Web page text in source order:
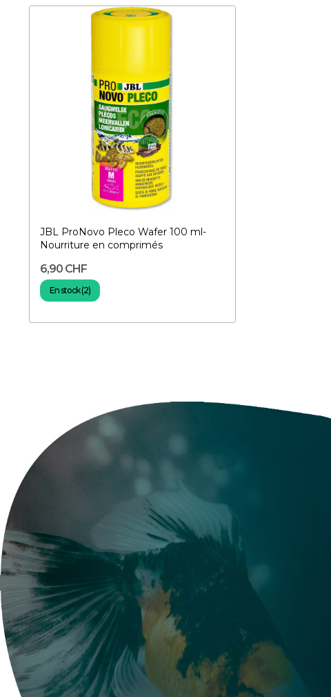
JBL ProNovo Pleco Wafer 100 ml-
Nourriture en comprimés
6,90 CHF
En stock (2)